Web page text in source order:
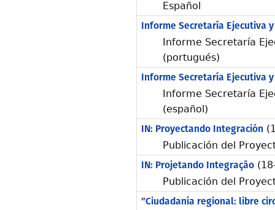
Español
Informe Secretaría Ejecutiva y
Informe Secretaría
(portugués)
Informe Secretaría Ejecutiva y
Informe Secretaría
(español)
IN: Proyectando Integración
Publicación del
IN: Projetando Integração
Publicación del
"Ciudadanía regional: libre